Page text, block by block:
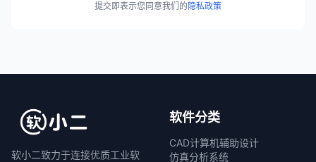
提交即表示您同意我们的隐私政策
软小二致力于连接优质工业软
软件分类
CAD计算机辅助设计
仿真分析系统